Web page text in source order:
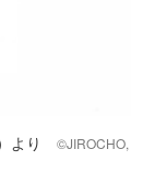
）より©JIROCHO,